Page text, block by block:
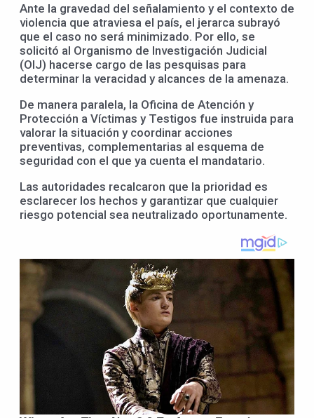
Ante la gravedad del señalamiento y el contexto de
violencia que atraviesa el país, el jerarca subrayó
que el caso no será minimizado. Por ello, se
solicitó al Organismo de Investigación Judicial
(OIJ) hacerse cargo de las pesquisas para
determinar la veracidad y alcances de la amenaza.
De manera paralela, la Oficina de Atención y
Protección a Víctimas y Testigos fue instruida para
valorar la situación y coordinar acciones
preventivas, complementarias al esquema de
seguridad con el que ya cuenta el mandatario.
Las autoridades recalcaron que la prioridad es
esclarecer los hechos y garantizar que cualquier
riesgo potencial sea neutralizado oportunamente.